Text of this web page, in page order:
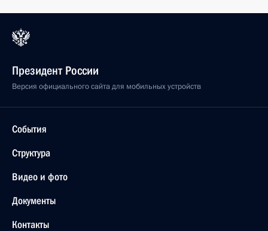
Президент России
Версия официального сайта для мобильных устройств
События
Структура
Видео и фото
Документы
Контакты